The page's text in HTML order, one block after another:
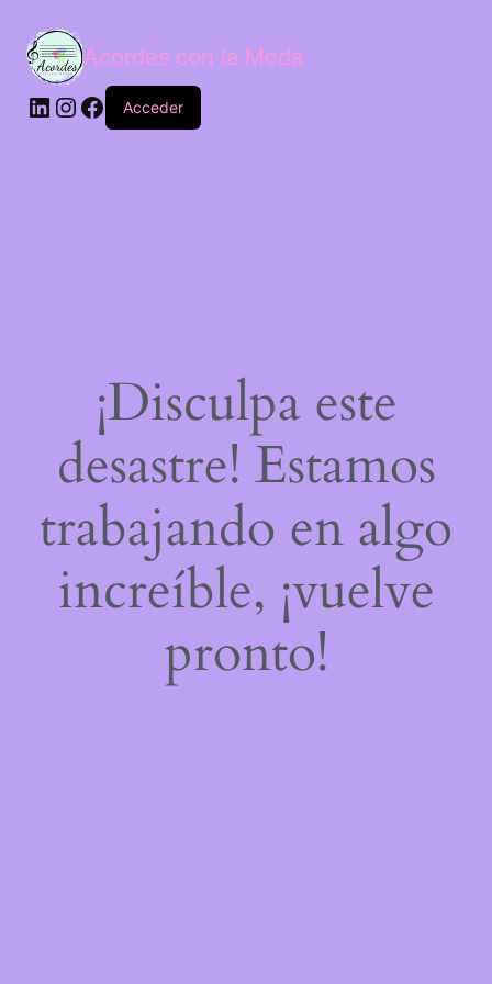
Acordes con la Moda
Acceder
¡Disculpa este
desastre! Estamos
trabajando en algo
increíble, ¡vuelve
pronto!